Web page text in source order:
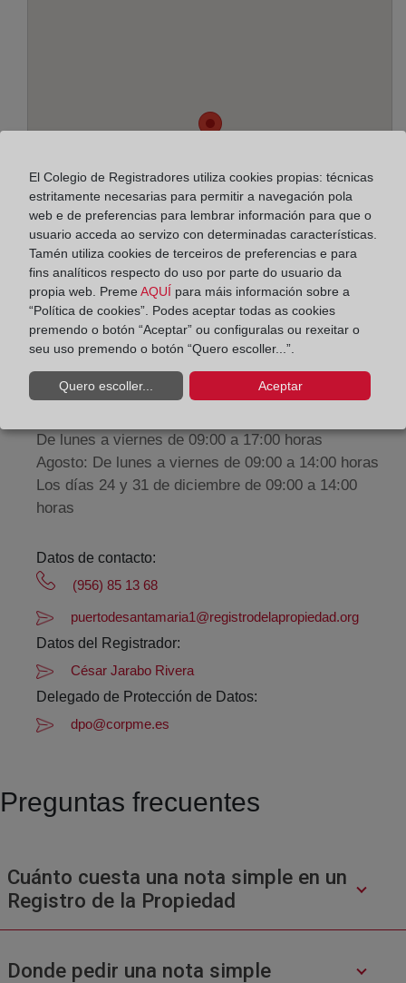
Enderezo:
Horario:
De lunes a viernes de 09:00 a 17:00 horas
Agosto: De lunes a viernes de 09:00 a 14:00 horas
Los días 24 y 31 de diciembre de 09:00 a 14:00
horas
Datos de contacto:
(956) 85 13 68
puertodesantamaria1@registrodelapropiedad.org
Datos del Registrador:
César Jarabo Rivera
Delegado de Protección de Datos:
dpo@corpme.es
Preguntas frecuentes
Cuánto cuesta una nota simple en un
Registro de la Propiedad
Donde pedir una nota simple
El Colegio de Registradores utiliza cookies propias: técnicas
estritamente necesarias para permitir a navegación pola
web e de preferencias para lembrar información para que o
usuario acceda ao servizo con determinadas características.
Tamén utiliza cookies de terceiros de preferencias e para
fins analíticos respecto do uso por parte do usuario da
propia web. Preme AQUÍ para máis información sobre a
“Política de cookies”. Podes aceptar todas as cookies
premendo o botón “Aceptar” ou configuralas ou rexeitar o
seu uso premendo o botón “Quero escoller...”.
Quero escoller... Aceptar